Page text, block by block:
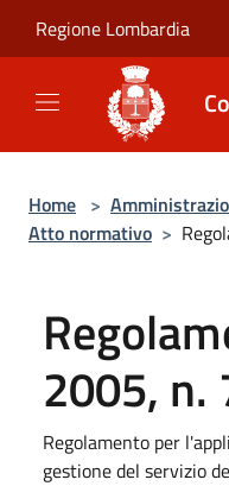
Regione Lombardia
Home >
Atto normativo >
2005, n.
Regolamento per
gestione del servizio